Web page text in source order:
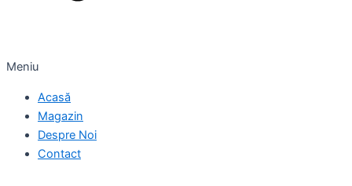
Meniu
Acasă
Magazin
Despre Noi
Contact